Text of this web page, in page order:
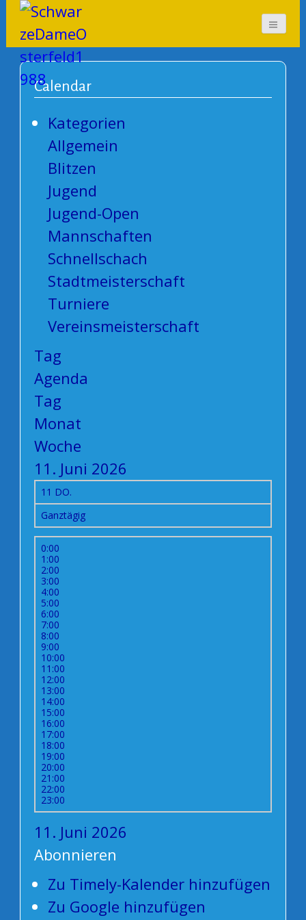
SchwarzeDameOsterf
eld1988
Calendar
Kategorien
Allgemein
Blitzen
Jugend
Jugend-Open
Mannschaften
Schnellschach
Stadtmeisterschaft
Turniere
Vereinsmeisterschaft
Tag
Agenda
Tag
Monat
Woche
11. Juni 2026
11 DO.
Ganztägig
0:00
1:00
2:00
3:00
4:00
5:00
6:00
7:00
8:00
9:00
10:00
11:00
12:00
13:00
14:00
15:00
16:00
17:00
18:00
19:00
20:00
21:00
22:00
23:00
11. Juni 2026
Abonnieren
Zu Timely-Kalender hinzufügen
Zu Google hinzufügen